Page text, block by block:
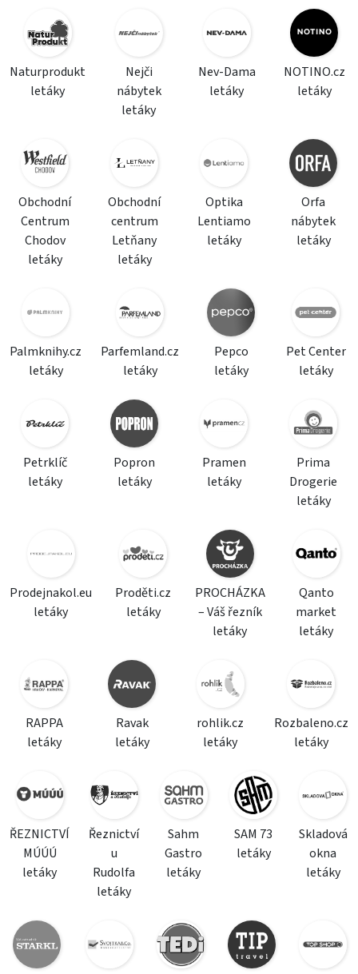
Naturprodukt
letáky
Nejči
nábytek
letáky
Nev-Dama
letáky
NOTINO.cz
letáky
Obchodní
Centrum
Chodov
letáky
Obchodní
centrum
Letňany
letáky
Optika
Lentiamo
letáky
Orfa
nábytek
letáky
Palmknihy.cz
letáky
Parfemland.cz
letáky
Pepco
letáky
Pet Center
letáky
Petrklíč
letáky
Popron
letáky
Pramen
letáky
Prima
Drogerie
letáky
Prodejnakol.eu
letáky
Proděti.cz
letáky
PROCHÁZKA
– Váš řezník
letáky
Qanto
market
letáky
RAPPA
letáky
Ravak
letáky
rohlik.cz
letáky
Rozbaleno.cz
letáky
ŘEZNICTVÍ
MÚÚÚ
letáky
Řeznictví
u
Rudolfa
letáky
Sahm
Gastro
letáky
SAM 73
letáky
Skladová
okna
letáky